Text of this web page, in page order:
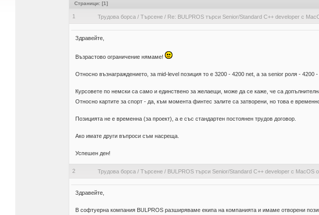
Страници: [1]
1 Трудова борса / Търсене / Re: BULPROS търси Senior/Standard C++ developer c
Здравейте,
Възрастово ограничение нямаме!
Относно възнаграждението, за mid-level позиция то е 3200 - 4200 net, а за senior роля - 4200 -
Курсовете по немски са само и единствено за желаещи, може да се каже, че са
Относно картите за спорт - да, към момента финтес залите са затворени, но това е
Позицията не е временна (за проект), а е със стандартен постоянен трудов договор.
Ако имате други въпроси съм насреща.
Успешен ден!
2 Трудова борса / Търсене / BULPROS търси Senior/Standard C++ developer c MacOS
Здравейте,
В софтуерна компания BULPROS разширяваме екипа на компанията и имаме отворени